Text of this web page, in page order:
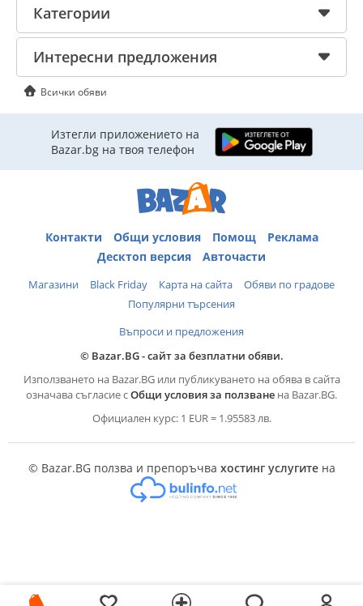
Категории
Интересни предложения
Всички обяви
Изтегли приложението на
Bazar.bg на твоя телефон
Контакти Общи условия Помощ
Реклама
Десктоп версия
Авточасти
Магазини Black Friday Карта на сайта
Обяви по градове
Популярни търсения
Въпроси и предложения
© Bazar.BG - сайт за безплатни обяви.
Използването на Bazar.BG или публикуването на обява в сайта
означава съгласие сОбщи условия за ползване на Bazar.BG.
Официален курс: 1 EUR = 1.95583 лв.
© Bazar.BG ползва и препоръчва хостинг услугитена